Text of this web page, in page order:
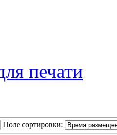
печати
Поле сортировки: